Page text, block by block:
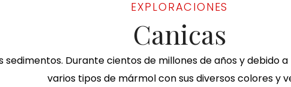
EXPLORACIONES
Canicas
sedimentos. Durante cientos de millones de años y debido
varios tipos de mármol con sus diversos colores y